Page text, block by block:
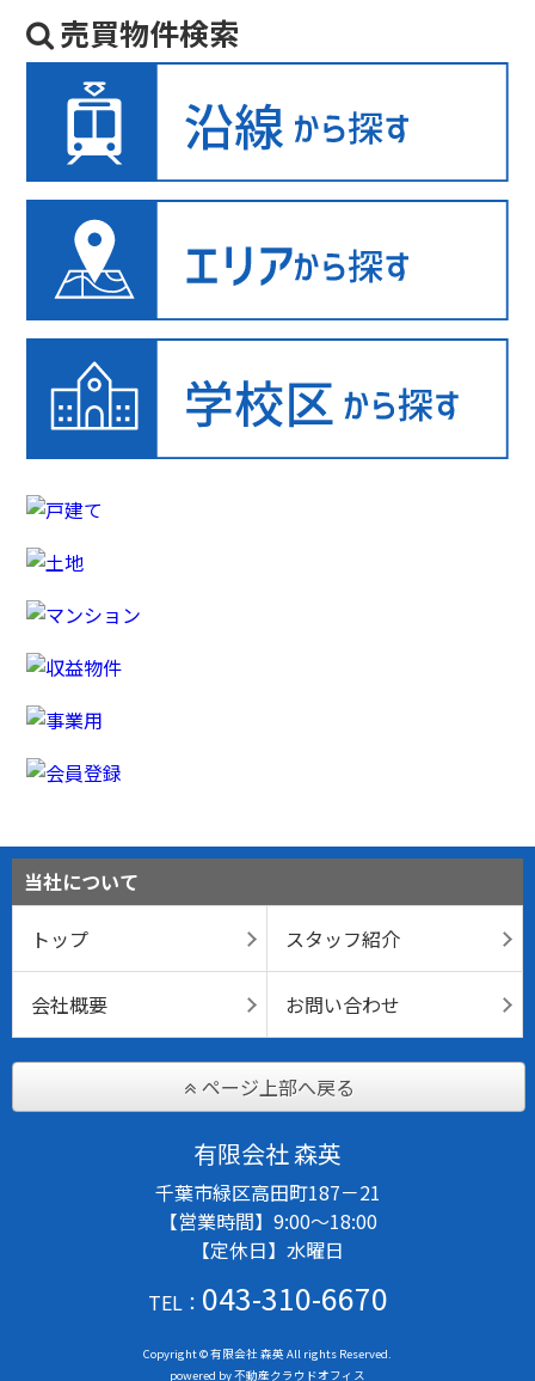
売買物件検索
当社について
トップ
スタッフ紹介
会社概要 お問い合わせ
ページ上部へ戻る
有限会社 森英
千葉市緑区高田町187－21
【営業時間】9:00～18:00
【定休日】水曜日
TEL： 043-310-6670
Copyright © 有限会社 森英 All rights Reserved.
powered by 不動産クラウドオフィス